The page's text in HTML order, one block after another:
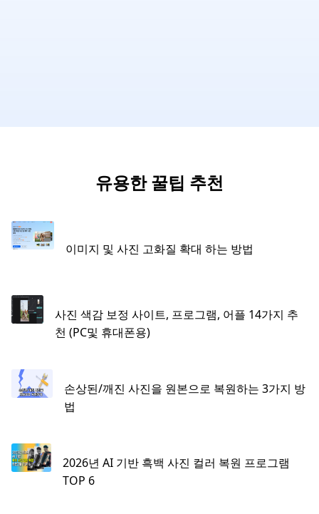
유용한 꿀팁 추천
이미지 및 사진 고화질 확대 하는 방법
사진 색감 보정 사이트, 프로그램, 어플 14가지 추
천 (PC및 휴대폰용)
손상된/깨진 사진을 원본으로 복원하는 3가지 방
법
2026년 AI 기반 흑백 사진 컬러 복원 프로그램
TOP 6